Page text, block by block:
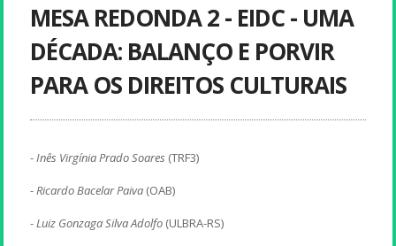
MESA REDONDA 2 - EIDC - UMA
DÉCADA: BALANÇO E PORVIR
PARA OS DIREITOS CULTURAIS
-Inês Virgínia Prado Soares (TRF3)
-Ricardo Bacelar Paiva (OAB)
-Luiz Gonzaga Silva Adolfo (ULBRA-RS)